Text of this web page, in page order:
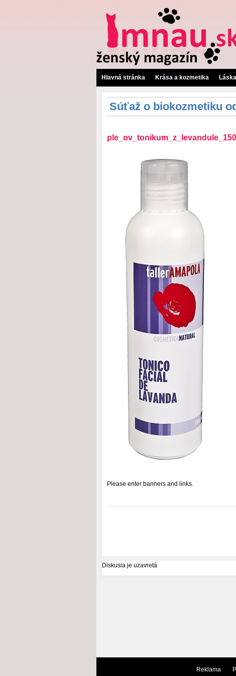
Hlavná stránka Krása a kozmetika
Súťaž o biokozmetiku
Please enter banners and links.
Diskusia je uzavretá
Reklama